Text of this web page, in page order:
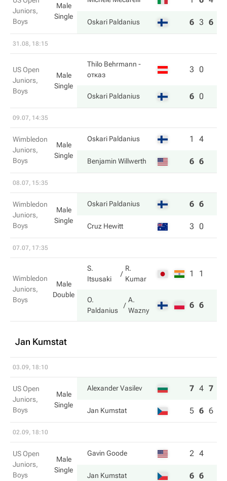
Juniors,
Boys
Male
Single
Oskari Paldanius 6 3 6
31.08, 18:15
US Open
Juniors,
Boys
Male
Single
Thilo Behrmann -
отказ
3 0
Oskari Paldanius 6 0
09.07, 14:35
Wimbledon
Juniors,
Boys
Male
Single
Oskari Paldanius 1 4
Benjamin Willwerth 6 6
08.07, 15:35
Wimbledon
Juniors,
Boys
Male
Single
Oskari Paldanius 6 6
Cruz Hewitt 3 0
07.07, 17:35
Wimbledon
Juniors,
Boys
Male
Double
S.
Itsusaki
R.
Kumar
1 1
O.
Paldanius
A.
Wazny
6 6
Jan Kumstat
03.09, 18:10
US Open
Juniors,
Boys
Male
Single
Alexander Vasilev 7 4 7
Jan Kumstat 5 6 6
02.09, 18:10
US Open
Juniors,
Boys
Male
Single
Gavin Goode 2 4
Jan Kumstat 6 6